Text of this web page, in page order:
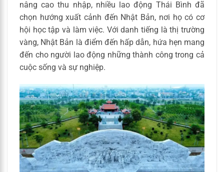
nâng cao thu nhập, nhiều lao động Thái Bình đã
chọn hướng xuất cảnh đến Nhật Bản, nơi họ có cơ
hội học tập và làm việc. Với danh tiếng là thị trường
vàng, Nhật Bản là điểm đến hấp dẫn, hứa hẹn mang
đến cho người lao động những thành công trong cả
cuộc sống và sự nghiệp.